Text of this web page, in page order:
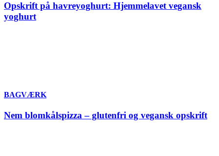
Opskrift på havreyoghurt: Hjemmelavet vegansk
yoghurt
BAGVÆRK
Nem blomkålspizza – glutenfri og vegansk opskrift